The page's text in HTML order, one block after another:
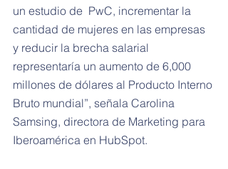
un estudio de  PwC, incrementar la
cantidad de mujeres en las empresas
y reducir la brecha salarial
representaría un aumento de 6,000
millones de dólares al Producto Interno
Bruto mundial”, señala Carolina
Samsing, directora de Marketing para
Iberoamérica en HubSpot.